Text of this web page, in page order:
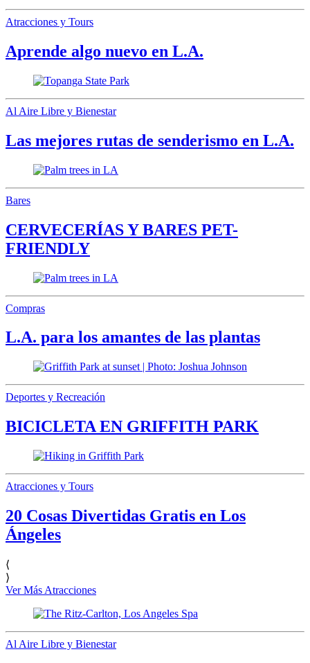
Atracciones y Tours
Aprende algo nuevo en L.A.
Al Aire Libre y Bienestar
Las mejores rutas de senderismo en L.A.
Bares
CERVECERÍAS Y BARES PET-
FRIENDLY
Compras
L.A. para los amantes de las plantas
Deportes y Recreación
BICICLETA EN GRIFFITH PARK
Atracciones y Tours
20 Cosas Divertidas Gratis en Los
Ángeles
⟨
⟩
Ver Más Atracciones
Al Aire Libre y Bienestar